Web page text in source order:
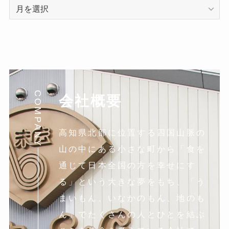
ア
COMPANY 会社概要
高知県北部に位置する四国山脈の
山の中にある小さな町から「食を
通じて日本全国の方を幸せにす
る」という大きな夢をもち、「う
まいもん、いなかのもん、地のも
ん」でたくさんの人とひとを結ぶ